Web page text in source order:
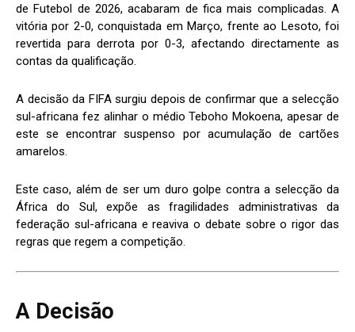
de Futebol de 2026, acabaram de fica mais complicadas. A
vitória por 2-0, conquistada em Março, frente ao Lesoto, foi
revertida para derrota por 0-3, afectando directamente as
contas da qualificação.
A decisão da FIFA surgiu depois de confirmar que a selecção
sul-africana fez alinhar o médio Teboho Mokoena, apesar de
este se encontrar suspenso por acumulação de cartões
amarelos.
Este caso, além de ser um duro golpe contra a selecção da
África do Sul, expõe as fragilidades administrativas da
federação sul-africana e reaviva o debate sobre o rigor das
regras que regem a competição.
A Decisão